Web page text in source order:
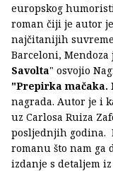
europskog
roman čiji je autor
najčitanijih
Barceloni, Mendoza
Savolta" osvojio
"Prepirka mačaka.
nagrada. Autor je i
uz Carlosa Ruiza
posljednjih godina.
romanu što nam ga
izdanje s detaljem